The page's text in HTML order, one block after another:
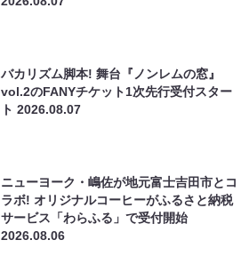
バカリズム脚本! 舞台『ノンレムの窓』
vol.2のFANYチケット1次先行受付スター
ト2026.08.07
ニューヨーク・嶋佐が地元富士吉田市とコ
ラボ! オリジナルコーヒーがふるさと納税
サービス「わらふる」で受付開始
2026.08.06